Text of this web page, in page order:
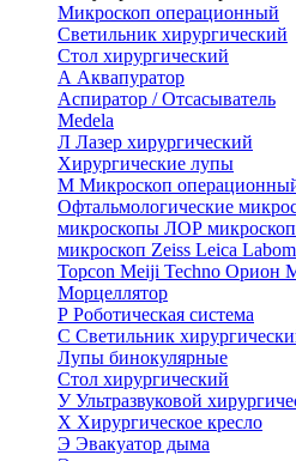
Микроскоп операционный
Светильник хирургический
Стол хирургический
А Аквапуратор
Аспиратор / Отсасыватель
Medela
Л Лазер хирургический
Хирургические лупы
М Микроскоп
Офтальмологические
микроскопы ЛОР микроскоп
микроскоп Zeiss Leica
Topcon Meiji Techno Орион
Морцеллятор
Р Роботическая система
С Светильник
Лупы бинокулярные
Стол хирургический
УУльтразвуковой
Х Хирургическое кресло
Э Эвакуатор дыма